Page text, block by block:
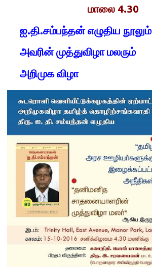
மாலை 4.30
ஐ.தி.சம்பந்தன் எழுதிய நூலும்
அவரின் முத்துவிழா மலரும்
அறிமுக விழா